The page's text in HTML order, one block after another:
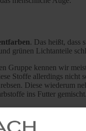
. Das heißt, dass
grünen Lichtanteile
Gruppe kennen wir
Stoffe allerdings nicht
Diese wiederum
ins Futter gemischt.
aufbauen. Sie
von Albinismus.